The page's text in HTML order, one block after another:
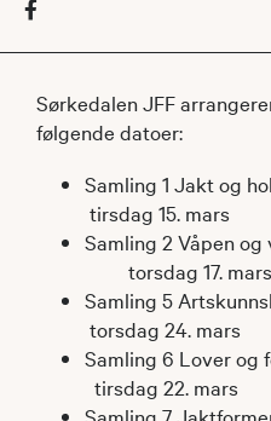
Sørkedalen JFF
følgende datoer:
Samling 1
tirsdag 15. mars
Samling 2 Våpen
torsdag 17. mars
Samling 5
torsdag 24. mars
Samling 6
tirsdag 22. mars
Samling